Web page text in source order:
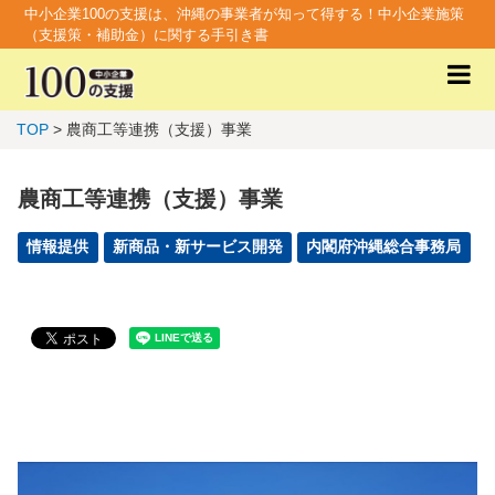
中小企業100の支援は、沖縄の事業者が知って得する！中小企業施策
（支援策・補助金）に関する手引き書
TOP > 農商工等連携（支援）事業
農商工等連携（支援）事業
情報提供 新商品・新サービス開発 内閣府沖縄総合事務局